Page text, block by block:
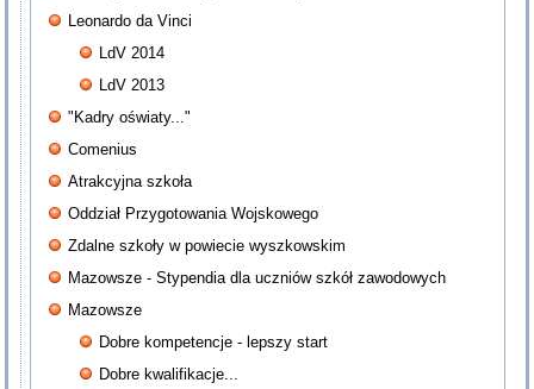
Leonardo da Vinci
LdV 2014
LdV 2013
"Kadry oświaty..."
Comenius
Atrakcyjna szkoła
Oddział Przygotowania Wojskowego
Zdalne szkoły w powiecie wyszkowskim
Mazowsze - Stypendia dla uczniów szkół zawodowych
Mazowsze
Dobre kompetencje - lepszy start
Dobre kwalifikacje...